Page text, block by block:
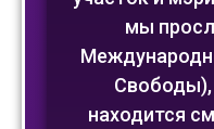
мы
Свободы),
находится